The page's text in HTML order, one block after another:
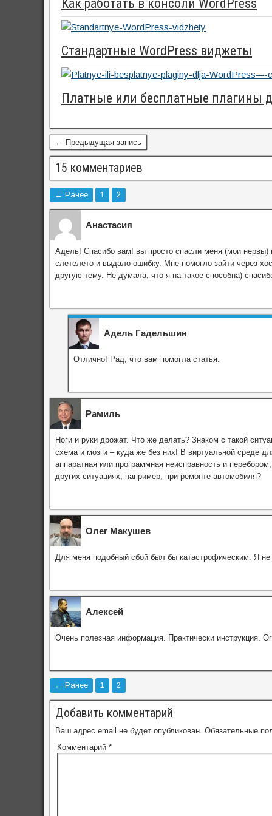
Как работать в консоли WordPress
Стандартные WordPress виджеты
Платные или бесплатные плагины
← Предыдущая запись
15 комментариев
← Ранее 1 2
Анастасия
Адель! Спасибо вам! вы просто спасли меня (мои нервы)
слетелето и выдало ошибку. Мне помогло зайти через
другую тему. Не думала, что я на такое способна)
Адель Гадельшин
Отлично! Рад, что вам помогла статья.
Рамиль
Ноги и руки дрожат. Что же делать? Знаком с такой
схема и мозги – куда же без них! В виртуальной среде
аппаратная или программная неисправность и
других ситуациях, например, при ремонте автомобиля?
Олег Макушев
Для меня подобный сбой был бы катастрофическим. Я
Алексей
Очень полезная информация. Практически инструкция.
← Ранее 1 2
Добавить комментарий
Ваш адрес email не будет опубликован. Обязательные
Комментарий *